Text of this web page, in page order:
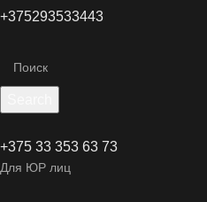
+375293533443
+375 33 353 63 73
Для ЮР лиц